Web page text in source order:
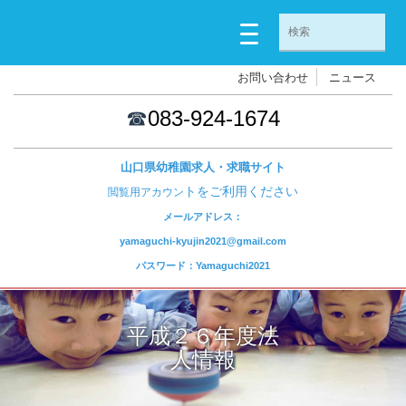
お問い合わせ ニュース
☎083-924-1674
山口県幼稚園求人・求職サイト
閲覧用アカウン トをご利用ください
メールアドレス：
yamaguchi-kyujin2021@gmail.com
パスワード：Yamaguchi2021
平成２６年度法
人情報